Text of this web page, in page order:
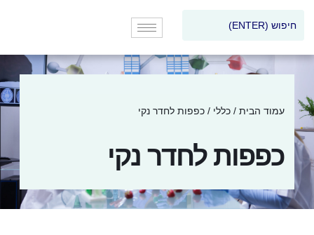
עמוד הבית / כללי / כפפות לחדר נקי
כפפות לחדר נקי